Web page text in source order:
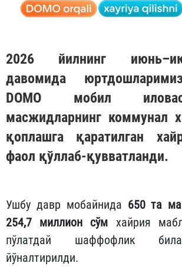
2026 йилнинг
давомида
DOMO мобил
масжидларнинг коммунал
қоплашга қаратилган
фаол қўллаб-қувватланди.
Ушбу давр мобайнида 650 та
254,7 миллион сўм хайрия
пўлатдай шаффофлик
йўналтирилди.